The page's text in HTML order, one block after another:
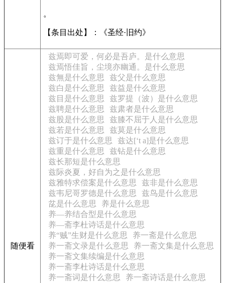
。
【条目出处】：《圣经·旧约》
随便看
兹焉即可爱，何必是吾庐。是什么意思
兹焉悟佳旨，尘境亦幽通。是什么意思
兹無是什么意思
兹父是什么意思
兹白是什么意思
兹益是什么意思
兹目是什么意思
兹罗提（波）是什么意思
兹聘是什么意思
兹肃者是什么意思
兹股是什么意思
兹膝不屈于人是什么意思
兹若是什么意思
兹莫是什么意思
兹订于是什么意思
兹达[‘t a]是什么意思
兹重是什么意思
兹钻是什么意思
兹长那短是什么意思
兹际炎夏，好自为之是什么意思
兹雅特求偿案是什么意思
兹非是什么意思
兹韦尼哥罗德是什么意思
兹鸟是什么意思
兺是什么意思
养是什么意思
养—养结合型是什么意思
养—斋李杜诗话是什么意思
养“贼”生财是什么意思
养一斋是什么意思
养一斋文录是什么意思
养一斋文集是什么意思
养一斋文集续编是什么意思
养一斋李杜诗话是什么意思
养一斋词是什么意思
养一斋诗话是什么意思